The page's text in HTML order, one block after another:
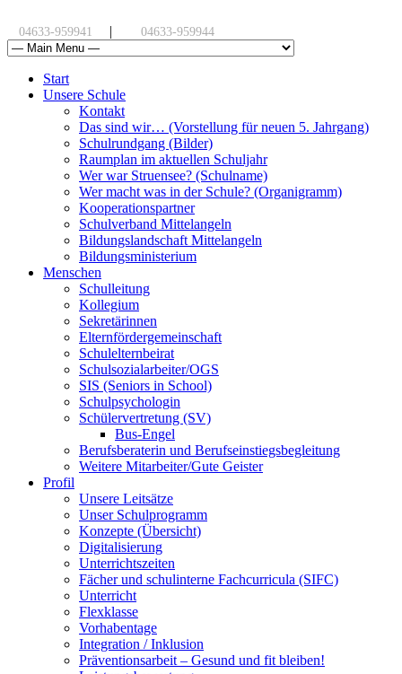
04633-959941 | 04633-959944
Start
Unsere Schule
Kontakt
Das sind wir… (Vorstellung für neuen 5. Jahrgang)
Schulrundgang (Bilder)
Raumplan im aktuellen Schuljahr
Wer war Struensee? (Schulname)
Wer macht was in der Schule? (Organigramm)
Kooperationspartner
Schulverband Mittelangeln
Bildungslandschaft Mittelangeln
Bildungsministerium
Menschen
Schulleitung
Kollegium
Sekretärinnen
Elternfördergemeinschaft
Schulelternbeirat
Schulsozialarbeiter/OGS
SIS (Seniors in School)
Schulpsychologin
Schülervertretung (SV)
Bus-Engel
Berufsberaterin und Berufseinstiegsbegleitung
Weitere Mitarbeiter/Gute Geister
Profil
Unsere Leitsätze
Unser Schulprogramm
Konzepte (Übersicht)
Digitalisierung
Unterrichtszeiten
Fächer und schulinterne Fachcurricula (SIFC)
Unterricht
Flexklasse
Vorhabentage
Integration / Inklusion
Präventionsarbeit – Gesund und fit bleiben!